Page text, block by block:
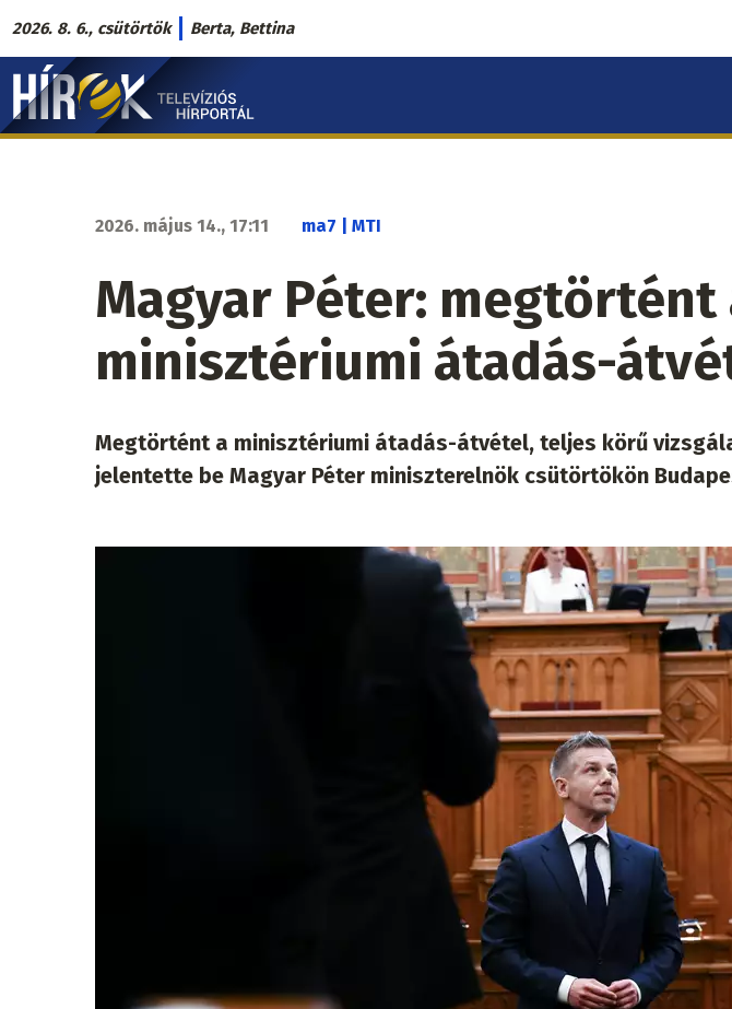
Ugrás
a
tartalomra
2026. 8. 6., csütörtök Berta, Bettina
Hírek.sk
fő
2026. május 14., 17:11 ma7 | MTI
Magyar Péter: megtörtént
minisztériumi átadás-
Megtörtént a minisztériumi átadás-átvétel, teljes körű
jelentette be Magyar Péter miniszterelnök csütörtökön